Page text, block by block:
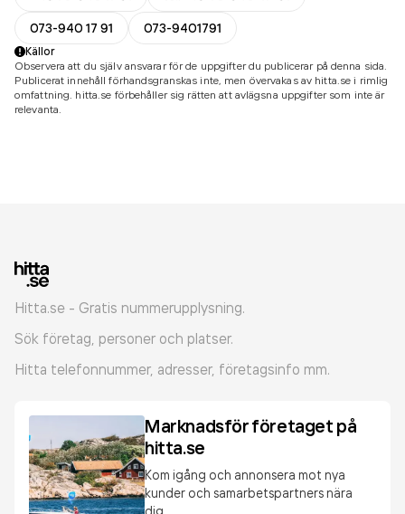
073-940 17 91
073-9401791
Källor
Observera att du själv ansvarar för de uppgifter du publicerar på denna sida.
Publicerat innehåll förhandsgranskas inte, men övervakas av hitta.se i rimlig
omfattning. hitta.se förbehåller sig rätten att avlägsna uppgifter som inte är
relevanta.
Hitta.se - Gratis nummerupplysning.
Sök företag, personer och platser.
Hitta telefonnummer, adresser, företagsinfo mm.
Marknadsför företaget på
hitta.se
Kom igång och annonsera mot nya
kunder och samarbetspartners nära
dig.